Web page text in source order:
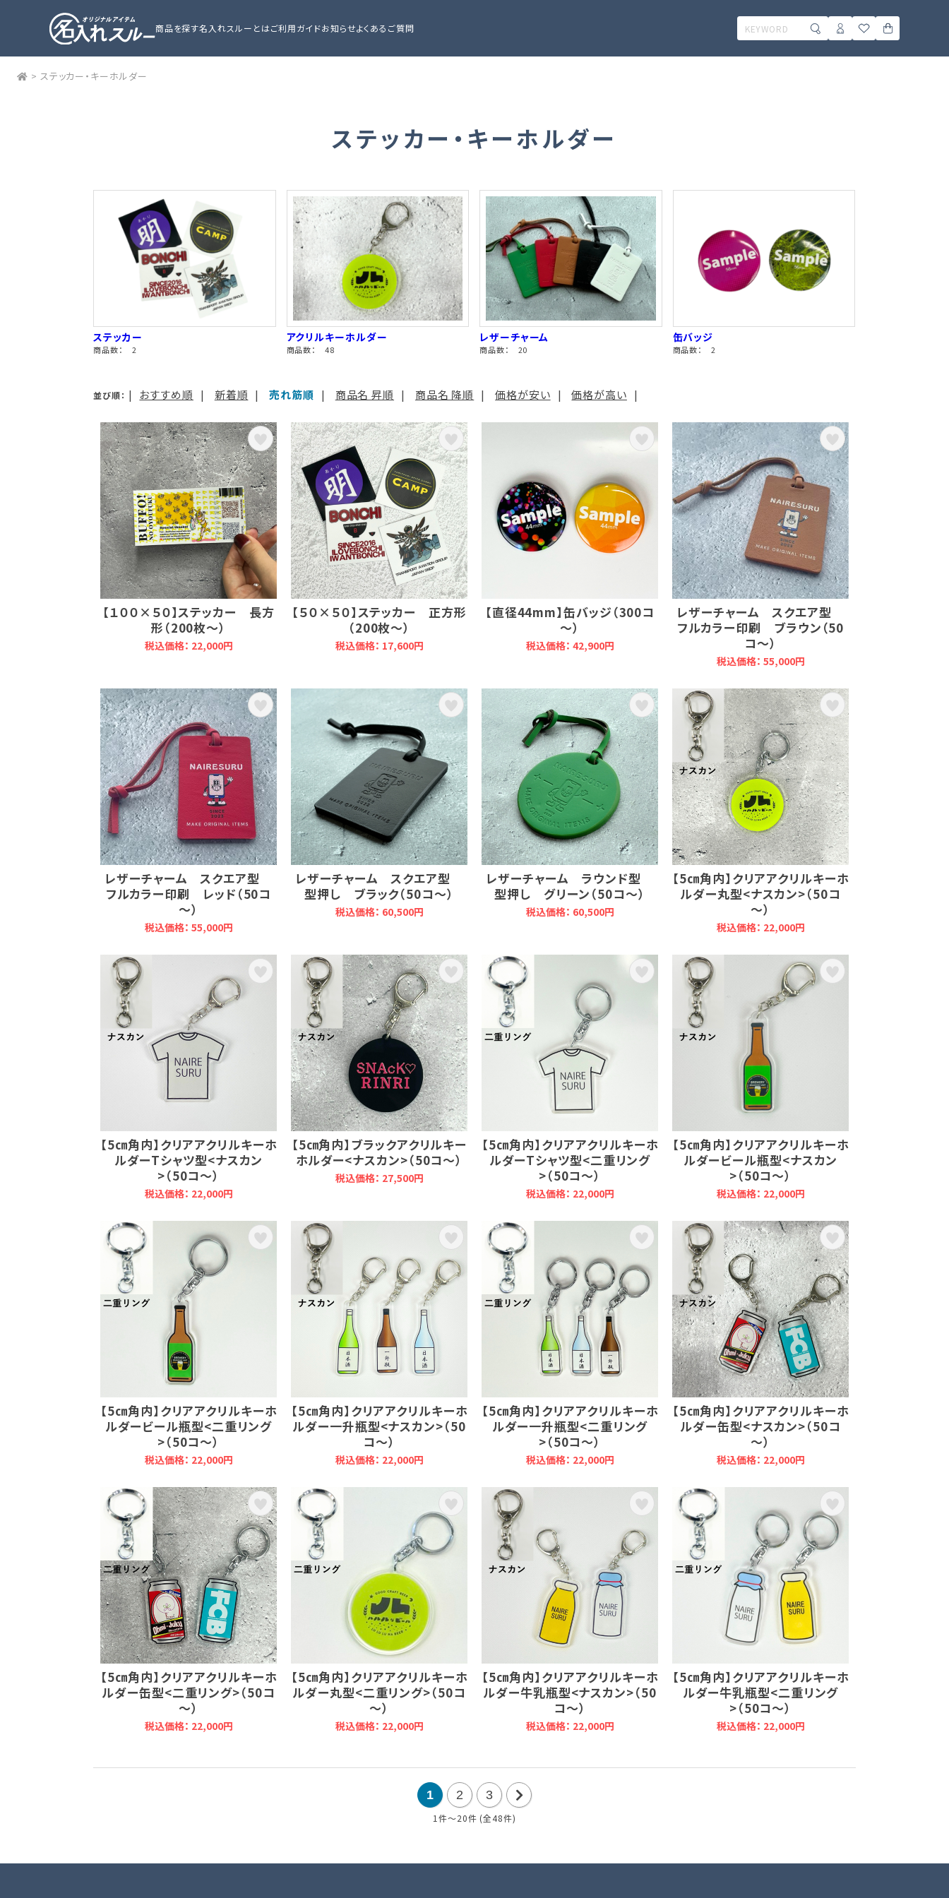
商品を探す名入れスルーとはご利用ガイドお知らせよくあるご質問
> ステッカー・キーホルダー
ステッカー・キーホルダー
ステッカー
商品数： 2
アクリルキーホルダー
商品数： 48
レザーチャーム
商品数： 20
缶バッジ
商品数： 2
並び順： | おすすめ順 | 新着順 | 売れ筋順 | 商品名 昇順 | 商品名 降順 | 価格が安い | 価格が高い |
【１００×５０】ステッカー 長方
形（200枚～）
税込価格： 22,000円
【５０×５０】ステッカー 正方形
（200枚～）
税込価格： 17,600円
【直径44mm】缶バッジ（300コ
～）
税込価格： 42,900円
レザーチャーム スクエア型
フルカラー印刷 ブラウン（50
コ～）
税込価格： 55,000円
レザーチャーム スクエア型
フルカラー印刷 レッド（50コ
～）
税込価格： 55,000円
レザーチャーム スクエア型
型押し ブラック（50コ～）
税込価格： 60,500円
レザーチャーム ラウンド型
型押し グリーン（50コ～）
税込価格： 60,500円
【5㎝角内】クリアアクリルキーホ
ルダー丸型<ナスカン>（50コ
～）
税込価格： 22,000円
【5㎝角内】クリアアクリルキーホ
ルダーTシャツ型<ナスカン
>（50コ～）
税込価格： 22,000円
【5㎝角内】ブラックアクリルキー
ホルダー<ナスカン>（50コ～）
税込価格： 27,500円
【5㎝角内】クリアアクリルキーホ
ルダーTシャツ型<二重リング
>（50コ～）
税込価格： 22,000円
【5㎝角内】クリアアクリルキーホ
ルダービール瓶型<ナスカン
>（50コ～）
税込価格： 22,000円
【5㎝角内】クリアアクリルキーホ
ルダービール瓶型<二重リング
>（50コ～）
税込価格： 22,000円
【5㎝角内】クリアアクリルキーホ
ルダー一升瓶型<ナスカン>（50
コ～）
税込価格： 22,000円
【5㎝角内】クリアアクリルキーホ
ルダー一升瓶型<二重リング
>（50コ～）
税込価格： 22,000円
【5㎝角内】クリアアクリルキーホ
ルダー缶型<ナスカン>（50コ
～）
税込価格： 22,000円
【5㎝角内】クリアアクリルキーホ
ルダー缶型<二重リング>（50コ
～）
税込価格： 22,000円
【5㎝角内】クリアアクリルキーホ
ルダー丸型<二重リング>（50コ
～）
税込価格： 22,000円
【5㎝角内】クリアアクリルキーホ
ルダー牛乳瓶型<ナスカン>（50
コ～）
税込価格： 22,000円
【5㎝角内】クリアアクリルキーホ
ルダー牛乳瓶型<二重リング
>（50コ～）
税込価格： 22,000円
1 2
3
次
20
1件～20件 (全48件)